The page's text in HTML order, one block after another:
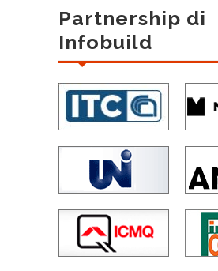
Partnership di
Infobuild